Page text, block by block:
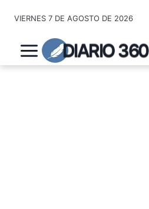
contenido
VIERNES 7 DE AGOSTO DE 2026
DIARIO 360